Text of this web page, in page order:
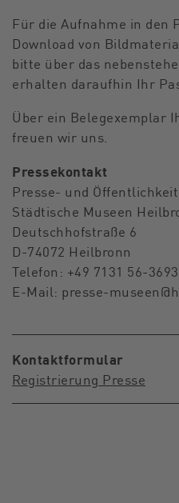
Für die Aufnahme in den
Download von
bitte über das
erhalten daraufhin Ihr
Über ein Belegexemplar
freuen wir uns.
Pressekontakt
Presse- und
Städtische Museen
Deutschhofstraße 6
D-74072 Heilbronn
Telefon: +49 7131 56-3693
E-Mail: presse-museen@
Kontaktformular
Registrierung Presse